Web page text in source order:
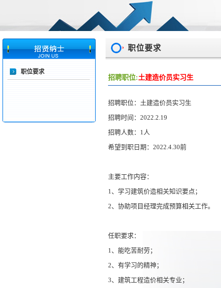
职位要求
职位要求
招聘职位:土建造价员实习生
招聘职位：土建造价员实习生
招聘时间：2022.2.19
招聘人数：1人
希望到职日期：2022.4.30前
主要工作内容：
1、学习建筑价造相关知识要点；
2、协助项目经理完成预算相关工作。
任职要求：
1、能吃苦耐劳；
2、有学习的精神；
3、建筑工程造价相关专业；